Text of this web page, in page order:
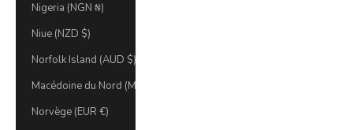
Nigeria (NGN ₦)
Niue (NZD $)
Norfolk Island (AUD $)
Macédoine du Nord (MKD ден)
Norvège (EUR €)